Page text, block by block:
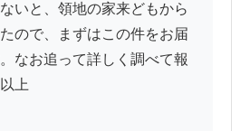
いと、領地の家来どもから
ので、まずはこの件をお届
なお追って詳しく調べて報
上